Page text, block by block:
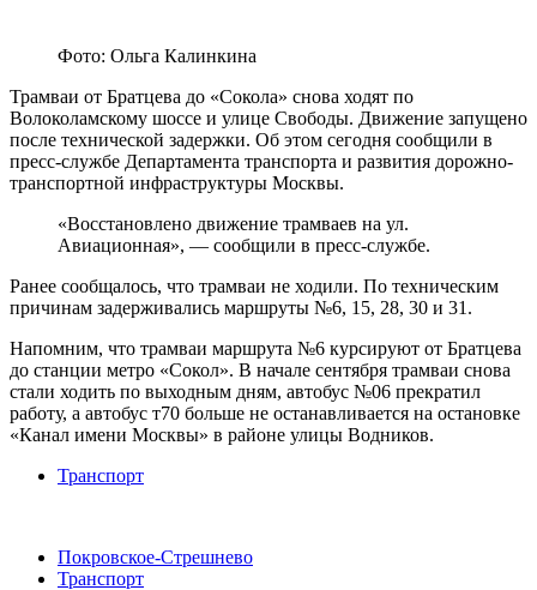
Фото: Ольга Калинкина
Трамваи от Братцева до «Сокола» снова ходят по
Волоколамскому шоссе и улице Свободы. Движение запущено
после технической задержки. Об этом сегодня сообщили в
пресс-службе Департамента транспорта и развития дорожно-
транспортной инфраструктуры Москвы.
«Восстановлено движение трамваев на ул.
Авиационная», — сообщили в пресс-службе.
Ранее сообщалось, что трамваи не ходили. По техническим
причинам задерживались маршруты №6, 15, 28, 30 и 31.
Напомним, что трамваи маршрута №6 курсируют от Братцева
до станции метро «Сокол». В начале сентября трамваи снова
стали ходить по выходным дням, автобус №06 прекратил
работу, а автобус т70 больше не останавливается на остановке
«Канал имени Москвы» в районе улицы Водников.
Транспорт
Покровское-Стрешнево
Транспорт